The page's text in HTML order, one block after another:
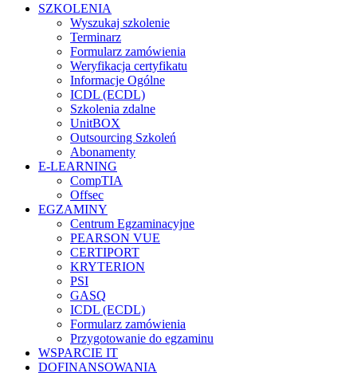
SZKOLENIA
Wyszukaj szkolenie
Terminarz
Formularz zamówienia
Weryfikacja certyfikatu
Informacje Ogólne
ICDL (ECDL)
Szkolenia zdalne
UnitBOX
Outsourcing Szkoleń
Abonamenty
E-LEARNING
CompTIA
Offsec
EGZAMINY
Centrum Egzaminacyjne
PEARSON VUE
CERTIPORT
KRYTERION
PSI
GASQ
ICDL (ECDL)
Formularz zamówienia
Przygotowanie do egzaminu
WSPARCIE IT
DOFINANSOWANIA